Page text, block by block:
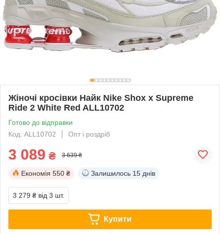
Жіночі кросівки Найк Nike Shox x Supreme
Ride 2 White Red ALL10702
Готово до відправки
Код: ALL10702
Опт і роздріб
3 089 ₴ 3 639 ₴
Економія 550 ₴ Залишилось 15 днів
3 279 ₴ від 3 шт.
Купити